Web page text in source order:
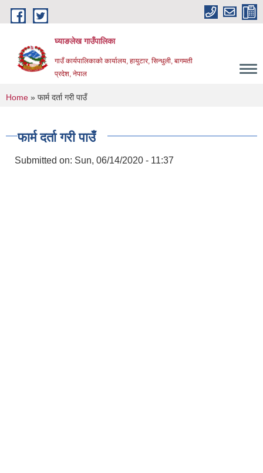
Skip to main content
घ्याङलेख गाउँपालिका
गाउँ कार्यपालिकाको कार्यालय, हायुटार, सिन्धुली, बागमती
प्रदेश, नेपाल
You are here
Home » फार्म दर्ता गरी पाउँ
फार्म दर्ता गरी पाउँ
Submitted on: Sun, 06/14/2020 - 11:37